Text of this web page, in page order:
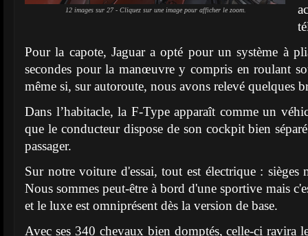
12 images sur 27 - Cliquez sur une image pour afficher le zoom.
Pour la capote, Jaguar a opté pour un système à
secondes pour la manœuvre y compris en roulant
même si, sur autoroute, nous avons relevé quelques
Dans l’habitacle, la F-Type apparaît comme un
que le conducteur dispose de son cockpit bien
passager.
Sur notre voiture d'essai, tout est électrique :
Nous sommes peut-être à bord d'une sportive mais
et le luxe est omniprésent dès la version de base.
Avec ses 340 chevaux bien domptés, celle-ci ravira